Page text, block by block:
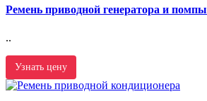
Ремень приводной генератора и помпы
..
Узнать цену